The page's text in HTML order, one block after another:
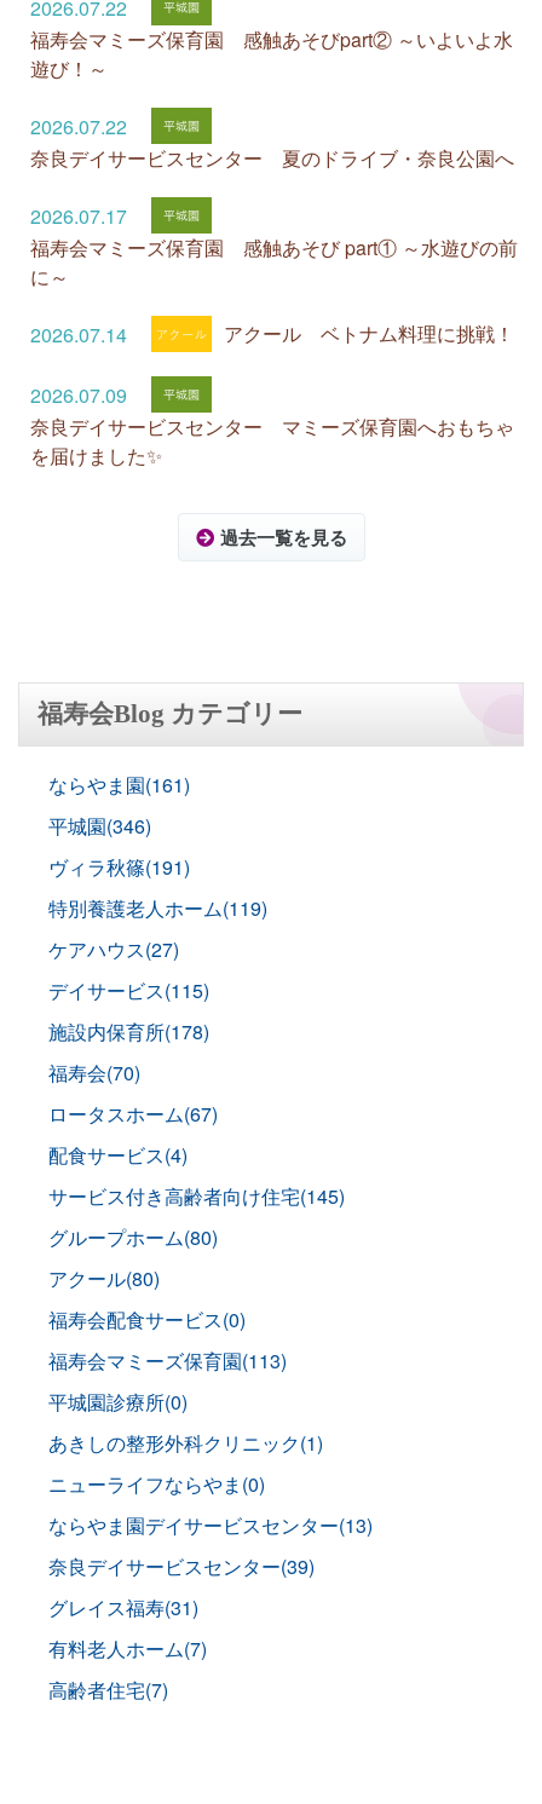
2026.07.22
福寿会マミーズ保育園 感触あそびpart② ～いよいよ水
遊び！～
2026.07.22
奈良デイサービスセンター 夏のドライブ・奈良公園へ
2026.07.17
福寿会マミーズ保育園 感触あそび part① ～水遊びの前
に～
2026.07.14 アクール ベトナム料理に挑戦！
2026.07.09
奈良デイサービスセンター マミーズ保育園へおもちゃ
を届けました✨
過去一覧を見る
福寿会Blog カテゴリー
ならやま園(161)
平城園(346)
ヴィラ秋篠(191)
特別養護老人ホーム(119)
ケアハウス(27)
デイサービス(115)
施設内保育所(178)
福寿会(70)
ロータスホーム(67)
配食サービス(4)
サービス付き高齢者向け住宅(145)
グループホーム(80)
アクール(80)
福寿会配食サービス(0)
福寿会マミーズ保育園(113)
平城園診療所(0)
あきしの整形外科クリニック(1)
ニューライフならやま(0)
ならやま園デイサービスセンター(13)
奈良デイサービスセンター(39)
グレイス福寿(31)
有料老人ホーム(7)
高齢者住宅(7)